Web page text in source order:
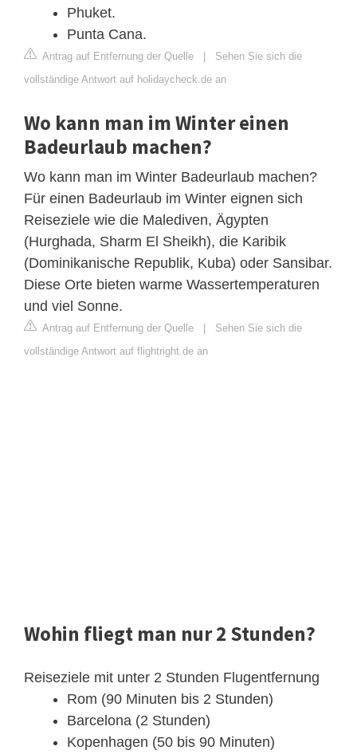
Phuket.
Punta Cana.
Antrag auf Entfernung der Quelle | Sehen Sie sich die
vollständige Antwort auf holidaycheck.de an
Wo kann man im Winter einen
Badeurlaub machen?
Wo kann man im Winter Badeurlaub machen?
Für einen Badeurlaub im Winter eignen sich
Reiseziele wie die Malediven, Ägypten
(Hurghada, Sharm El Sheikh), die Karibik
(Dominikanische Republik, Kuba) oder Sansibar.
Diese Orte bieten warme Wassertemperaturen
und viel Sonne.
Antrag auf Entfernung der Quelle | Sehen Sie sich die
vollständige Antwort auf flightright.de an
Wohin fliegt man nur 2 Stunden?
Reiseziele mit unter 2 Stunden Flugentfernung
Rom (90 Minuten bis 2 Stunden)
Barcelona (2 Stunden)
Kopenhagen (50 bis 90 Minuten)